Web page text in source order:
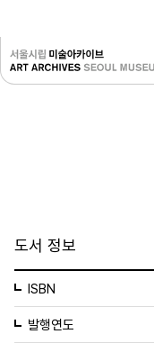
도서 정보
ISBN
발행연도